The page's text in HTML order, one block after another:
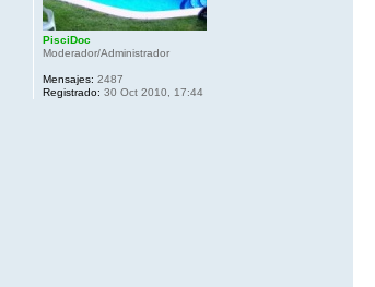
PisciDoc
Moderador/Administrador
Mensajes: 2487
Registrado: 30 Oct 2010, 17:44